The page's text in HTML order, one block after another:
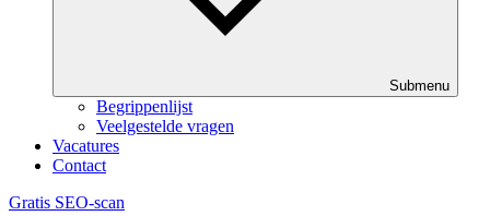
Submenu
Begrippenlijst
Veelgestelde vragen
Vacatures
Contact
Gratis SEO-scan